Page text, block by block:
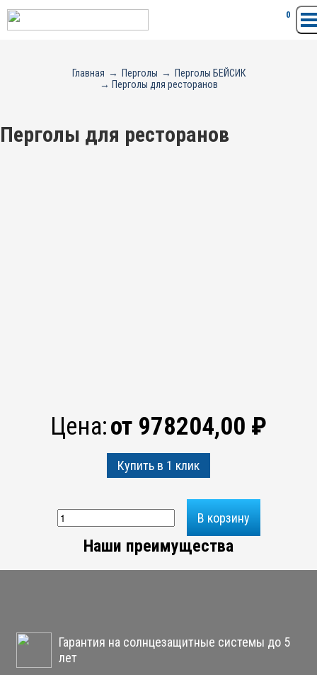
Перейти
содержимому
0
Главная → Перголы →
Перголы БЕЙСИК
→ Перголы для ресторанов
Перголы для ресторанов
Цена:от 978204,00 ₽
Купить в 1 клик
Количество
товара
Перголы
ресторанов
В корзину
Наши преимущества
Гарантия на солнцезащитные системы до 5
лет